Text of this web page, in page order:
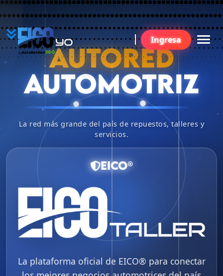
YO
BU
AutoGestion 360
Ingresa
AUTORED
AUTOMOTRIZ
La red más grande del país de repuestos, talleres y
servicios.
EICO®
La plataforma oficial de EICO® para conectar